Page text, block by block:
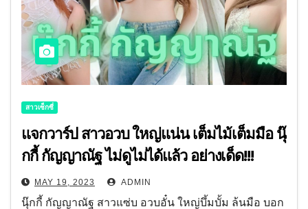
สาวเซ็กซี่
แจกวาร์ป สาวอวบ ใหญ่แน่น เต็มไม้เต็มมือ นุ๊
กกี้ กัญญาณัฐ ไม่ดูไม่ได้แล้ว อย่างเด็ด!!!
MAY 19, 2023 ADMIN
นุ๊กกี้ กัญญาณัฐ สาวแซ่บ อวบอั๋น ใหญ่บึ้มบั้ม ล้นมือ บอก